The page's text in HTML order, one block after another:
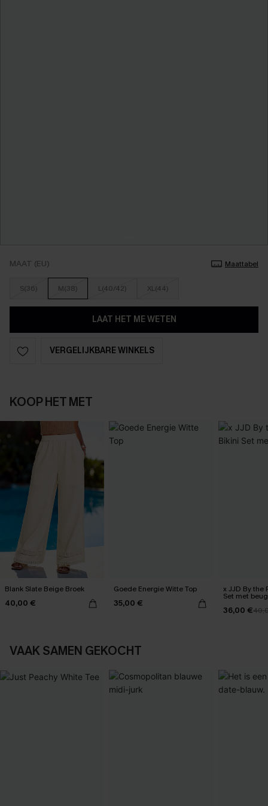
MAAT (EU) Maattabel
S(36) M(38) L(40/42) XL(44)
LAAT HET ME WETEN
VERGELIJKBARE WINKELS
KOOP HET MET
Blank Slate Beige Broek
40,00 €
Goede Energie Witte Top
35,00 €
x JJD By the
Set met
36,00 €
VAAK SAMEN GEKOCHT